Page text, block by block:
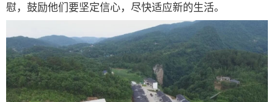
慰，鼓励他们要坚定信心，尽快适应新的生活。